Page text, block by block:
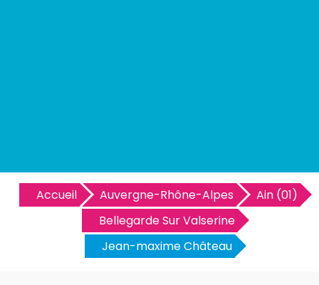
Accueil Auvergne-Rhône-Alpes
Ain (01)
Bellegarde Sur Valserine
Jean-maxime Château